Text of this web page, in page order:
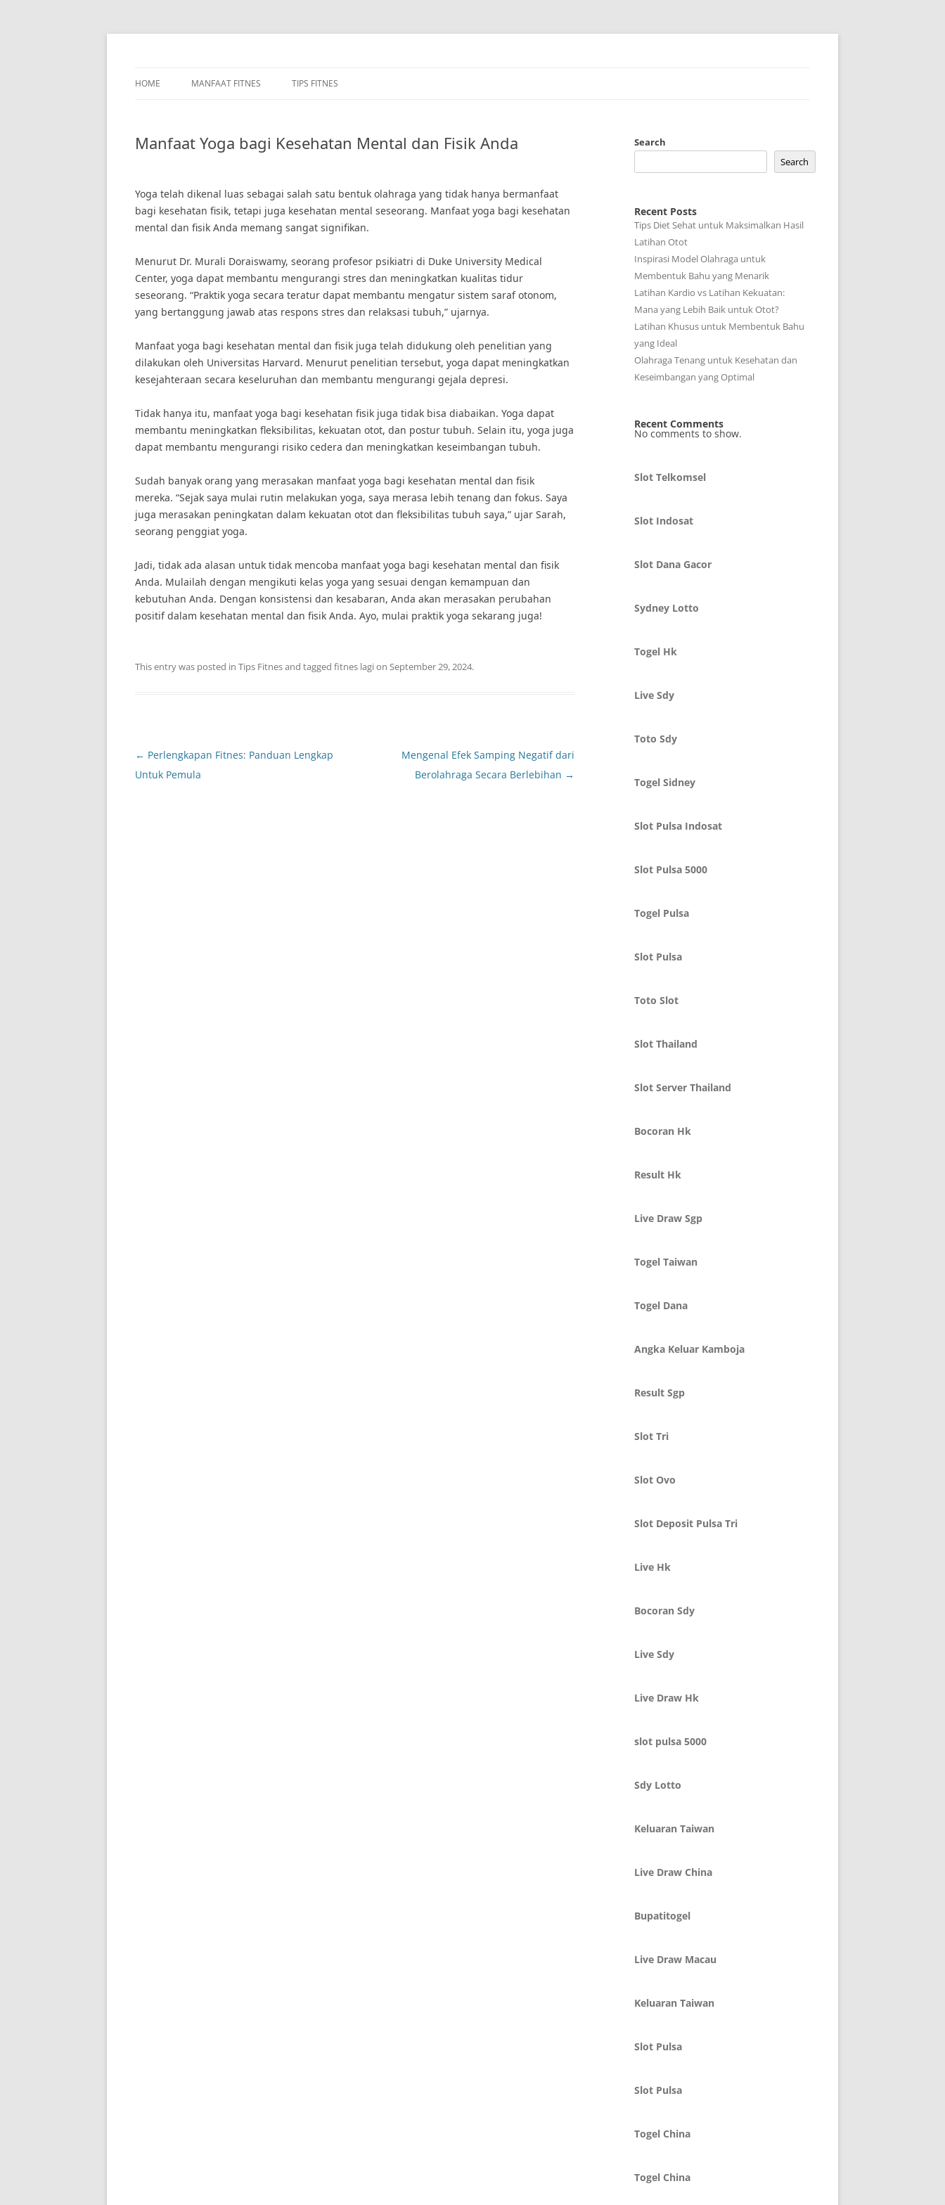
Skip
HOME MANFAAT FITNES TIPS FITNES
Manfaat Yoga bagi Kesehatan Mental dan Fisik Anda
Yoga telah dikenal luas sebagai salah satu bentuk olahraga yang tidak hanya bermanfaat
bagi kesehatan fisik, tetapi juga kesehatan mental seseorang. Manfaat yoga bagi kesehatan
mental dan fisik Anda memang sangat signifikan.
Menurut Dr. Murali Doraiswamy, seorang profesor psikiatri di Duke University Medical
Center, yoga dapat membantu mengurangi stres dan meningkatkan kualitas tidur
seseorang. “Praktik yoga secara teratur dapat membantu mengatur sistem saraf otonom,
yang bertanggung jawab atas respons stres dan relaksasi tubuh,” ujarnya.
Manfaat yoga bagi kesehatan mental dan fisik juga telah didukung oleh penelitian yang
dilakukan oleh Universitas Harvard. Menurut penelitian tersebut, yoga dapat meningkatkan
kesejahteraan secara keseluruhan dan membantu mengurangi gejala depresi.
Tidak hanya itu, manfaat yoga bagi kesehatan fisik juga tidak bisa diabaikan. Yoga dapat
membantu meningkatkan fleksibilitas, kekuatan otot, dan postur tubuh. Selain itu, yoga juga
dapat membantu mengurangi risiko cedera dan meningkatkan keseimbangan tubuh.
Sudah banyak orang yang merasakan manfaat yoga bagi kesehatan mental dan fisik
mereka. “Sejak saya mulai rutin melakukan yoga, saya merasa lebih tenang dan fokus. Saya
juga merasakan peningkatan dalam kekuatan otot dan fleksibilitas tubuh saya,” ujar Sarah,
seorang penggiat yoga.
Jadi, tidak ada alasan untuk tidak mencoba manfaat yoga bagi kesehatan mental dan fisik
Anda. Mulailah dengan mengikuti kelas yoga yang sesuai dengan kemampuan dan
kebutuhan Anda. Dengan konsistensi dan kesabaran, Anda akan merasakan perubahan
positif dalam kesehatan mental dan fisik Anda. Ayo, mulai praktik yoga sekarang juga!
This entry was posted in Tips Fitnesand tagged fitnes lagion September 29, 2024.
Post
navigation
← Perlengkapan Fitnes: Panduan Lengkap
Untuk Pemula
Mengenal Efek Samping Negatif dari
Berolahraga Secara Berlebihan →
Search
Search
Recent Posts
Tips Diet Sehat untuk Maksimalkan Hasil
Latihan Otot
Inspirasi Model Olahraga untuk
Membentuk Bahu yang Menarik
Latihan Kardio vs Latihan Kekuatan:
Mana yang Lebih Baik untuk Otot?
Latihan Khusus untuk Membentuk Bahu
yang Ideal
Olahraga Tenang untuk Kesehatan dan
Keseimbangan yang Optimal
Recent Comments
No comments to show.
Slot Telkomsel
Slot Indosat
Slot Dana Gacor
Sydney Lotto
Togel Hk
Live Sdy
Toto Sdy
Togel Sidney
Slot Pulsa Indosat
Slot Pulsa 5000
Togel Pulsa
Slot Pulsa
Toto Slot
Slot Thailand
Slot Server Thailand
Bocoran Hk
Result Hk
Live Draw Sgp
Togel Taiwan
Togel Dana
Angka Keluar Kamboja
Result Sgp
Slot Tri
Slot Ovo
Slot Deposit Pulsa Tri
Live Hk
Bocoran Sdy
Live Sdy
Live Draw Hk
slot pulsa 5000
Sdy Lotto
Keluaran Taiwan
Live Draw China
Bupatitogel
Live Draw Macau
Keluaran Taiwan
Slot Pulsa
Slot Pulsa
Togel China
Togel China